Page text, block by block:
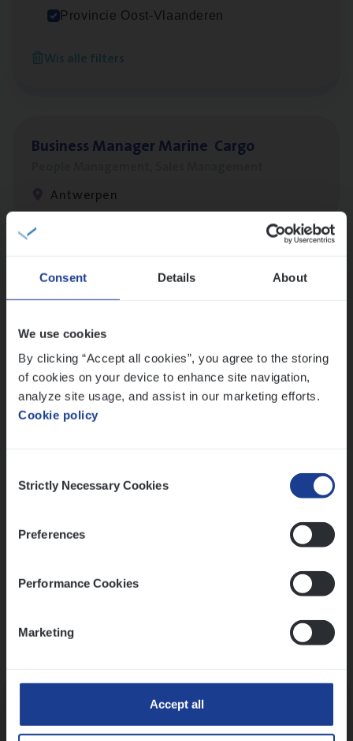
Consent Details About
We use cookies
By clicking “Accept all cookies”, you agree to the storing
of cookies on your device to enhance site navigation,
analyze site usage, and assist in our marketing efforts.
Cookie policy
Selection
Strictly Necessary Cookies
Preferences
Performance Cookies
Marketing
Accept all
Provincie Oost-Vlaanderen
Wis alle filters
Cor­po­ra­te Insu­ran­ce Bro­ker Property
Antwerpen
Busi­ness Mana­ger Mari­ne Cargo
Antwerpen
Lees onze verhalen
Meer dan collega’s: hoe Julie en Aurélie elkaar
Mathias houdt van diepgaande dossiers én droge
humor
Thalia zoekt graag oplossingen, in games én op het
werk
Ons sollicitatieproces